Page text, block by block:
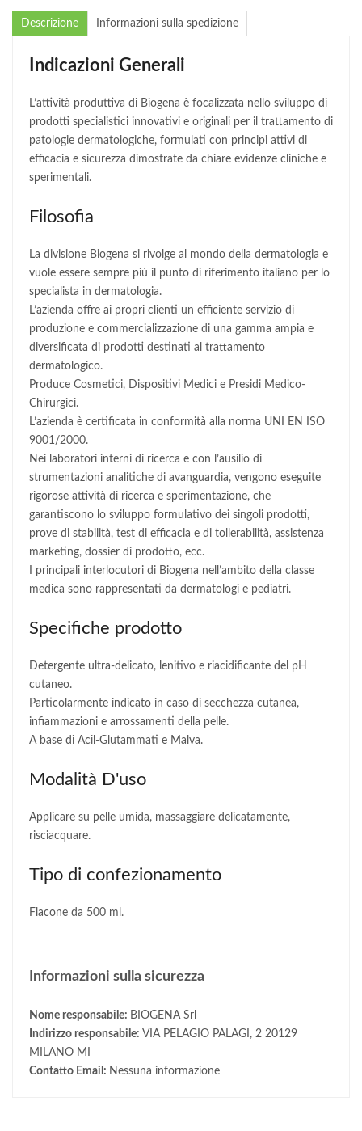
Descrizione Informazioni sulla spedizione
Indicazioni Generali
L’attività produttiva di Biogena è focalizzata nello sviluppo di
prodotti specialistici innovativi e originali per il trattamento di
patologie dermatologiche, formulati con principi attivi di
efficacia e sicurezza dimostrate da chiare evidenze cliniche e
sperimentali.
Filosofia
La divisione Biogena si rivolge al mondo della dermatologia e
vuole essere sempre più il punto di riferimento italiano per lo
specialista in dermatologia.
L’azienda offre ai propri clienti un efficiente servizio di
produzione e commercializzazione di una gamma ampia e
diversificata di prodotti destinati al trattamento
dermatologico.
Produce Cosmetici, Dispositivi Medici e Presidi Medico-
Chirurgici.
L’azienda è certificata in conformità alla norma UNI EN ISO
9001/2000.
Nei laboratori interni di ricerca e con l’ausilio di
strumentazioni analitiche di avanguardia, vengono eseguite
rigorose attività di ricerca e sperimentazione, che
garantiscono lo sviluppo formulativo dei singoli prodotti,
prove di stabilità, test di efficacia e di tollerabilità, assistenza
marketing, dossier di prodotto, ecc.
I principali interlocutori di Biogena nell’ambito della classe
medica sono rappresentati da dermatologi e pediatri.
Specifiche prodotto
Detergente ultra-delicato, lenitivo e riacidificante del pH
cutaneo.
Particolarmente indicato in caso di secchezza cutanea,
infiammazioni e arrossamenti della pelle.
A base di Acil-Glutammati e Malva.
Modalità D'uso
Applicare su pelle umida, massaggiare delicatamente,
risciacquare.
Tipo di confezionamento
Flacone da 500 ml.
Informazioni sulla sicurezza
Nome responsabile: BIOGENA Srl
Indirizzo responsabile: VIA PELAGIO PALAGI, 2 20129
MILANO MI
Contatto Email: Nessuna informazione